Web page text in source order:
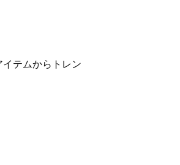
イテムからトレン